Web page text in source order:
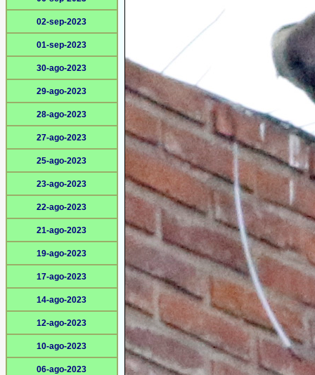
02-sep-2023
01-sep-2023
30-ago-2023
29-ago-2023
28-ago-2023
27-ago-2023
25-ago-2023
23-ago-2023
22-ago-2023
21-ago-2023
19-ago-2023
17-ago-2023
14-ago-2023
12-ago-2023
10-ago-2023
06-ago-2023